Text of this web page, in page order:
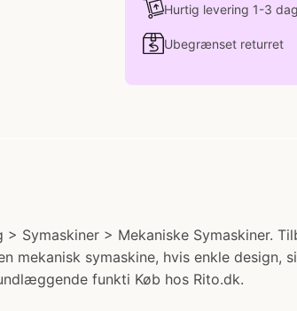
Hurtig levering 1-3
Ubegrænset returret
Symaskiner > Mekaniske Symaskiner.
mekanisk symaskine, hvis enkle
funkti Køb hos Rito.dk.